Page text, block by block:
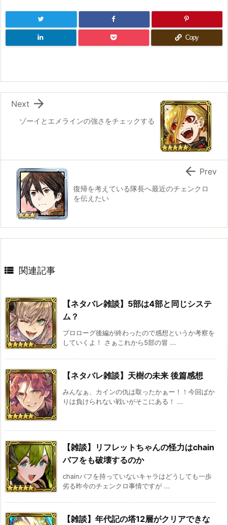
Copy
ゾーイとエメラインの強さをチェックする

Next
復帰を考えている隊長へ最近のチェンクロ
を伝えたい
 Prev
 関連記事
【ネタバレ雑談】5部は4部と同じシステ
ム？
プロローグ後編が終わったので感想というか考察を
していくよ！ さぁこれから5部の冒 ...
【ネタバレ雑談】天樹の未来 後篇感想
みんなぁ、カインの仇は取ったかぁー！！今回ばか
りは負けられない戦いがそこにある！ ...
【雑談】リフレットちゃんの怪力はchain
バフをも破壊するのか
chainバフを持っていないキャラはどうしても一歩
劣る昨今のチェンクロ事情ですが ...
【雑談】年代記の塔12層がクリアできな